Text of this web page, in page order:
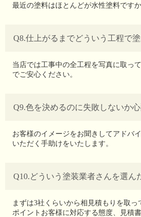
最近の塗料はほとんどが水性塗料です
Q8.仕上がるまでどういう工程で
当店では工事中の全工程を写真に取っ
でご安心ください。
Q9.色を決めるのに失敗しないか心
お客様のイメージをお聞きしてアドバ
いただく手助けをいたします。
Q10.どういう塗装業者さんを選ん
まずは3社くらいから相見積もりを取っ
ポイントお客様に対応する態度、見積